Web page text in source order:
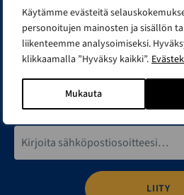
Käytämme evästeitä
personoitujen mainosten ja sisällön
liikenteemme analysoimiseksi.
klikkaamalla ”Hyväksy kaikki”.
Mukauta
Pihasaunan hankkiminen
Autotallin tai katoksen
Mökin tai huvilan
Aitan tai varaston
Talolaajennuksen